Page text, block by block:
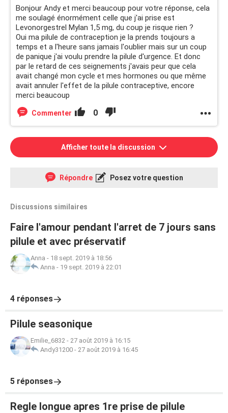
Bonjour Andy et merci beaucoup pour votre réponse, cela
me soulagé énormément celle que j'ai prise est
Levonorgestrel Mylan 1,5 mg, du coup je risque rien ?
Oui ma pilule de contraception je la prends toujours a
temps et a l'heure sans jamais l'oublier mais sur un coup
de panique j'ai voulu prendre la pilule d'urgence. Et donc
par le retard de ces seignements j'avais peur que cela
avait changé mon cycle et mes hormones ou que même
avait annuler l'effet de la pilule contraceptive, encore
merci beaucoup
Commenter 0
Afficher toute la discussion
Répondre Posez votre question
Discussions similaires
Faire l'amour pendant l'arret de 7 jours sans
pilule et avec préservatif
Anna - 18 sept. 2019 à 18:56
Anna - 19 sept. 2019 à 22:01
4 réponses
Pilule seasonique
Emilie_6832 - 27 août 2019 à 16:15
Andy31200 - 27 août 2019 à 16:45
5 réponses
Regle longue apres 1re prise de pilule